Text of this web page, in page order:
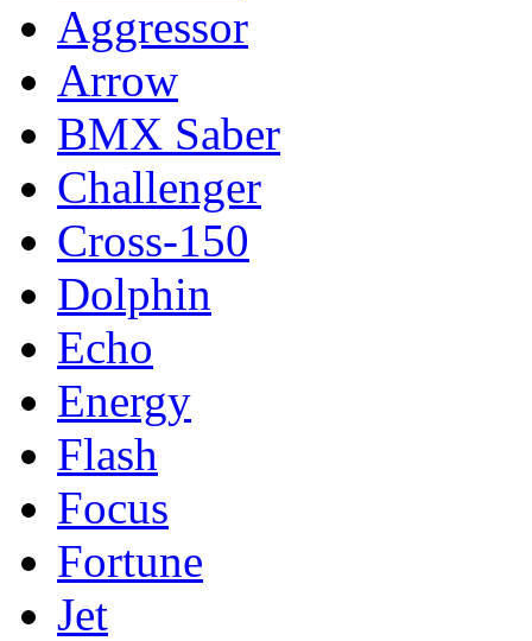
Aggressor
Arrow
BMX Saber
Challenger
Cross-150
Dolphin
Echo
Energy
Flash
Focus
Fortune
Jet